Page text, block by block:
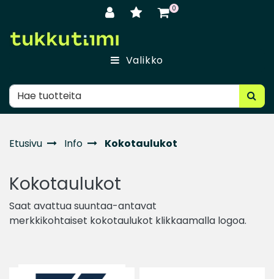
0
Valikko
Etusivu Info Kokotaulukot
Kokotaulukot
Saat avattua suuntaa-antavat
merkkikohtaiset kokotaulukot klikkaamalla logoa.